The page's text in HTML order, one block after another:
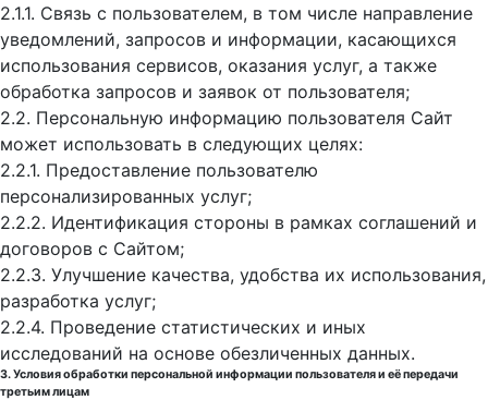
2.1.1. Связь с пользователем, в том числе направление
уведомлений, запросов и информации, касающихся
использования сервисов, оказания услуг, а также
обработка запросов и заявок от пользователя;
2.2. Персональную информацию пользователя Сайт
может использовать в следующих целях:
2.2.1. Предоставление пользователю
персонализированных услуг;
2.2.2. Идентификация стороны в рамках соглашений и
договоров с Сайтом;
2.2.3. Улучшение качества, удобства их использования,
разработка услуг;
2.2.4. Проведение статистических и иных
исследований на основе обезличенных данных.
3. Условия обработки персональной информации пользователя и её передачи
третьим лицам